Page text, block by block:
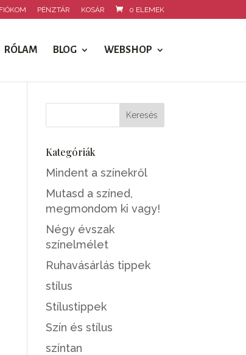
PÉNZTÁR KOSÁR 0 ELEMEK
RÓLAM BLOG WEBSHOP
Kategóriák
Mindent a színekről
Mutasd a színed,
megmondom ki vagy!
Négy évszak
színelmélet
Ruhavásárlás tippek
stílus
Stílustippek
Szín és stílus
színtan